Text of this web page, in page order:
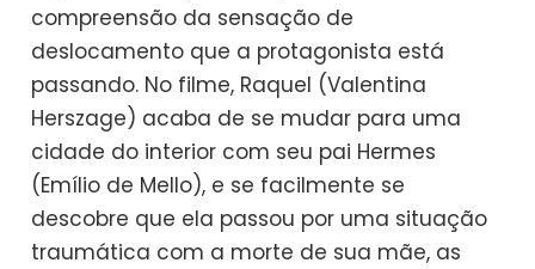
compreensão da sensação de
deslocamento que a protagonista está
passando. No filme, Raquel (Valentina
Herszage) acaba de se mudar para uma
cidade do interior com seu pai Hermes
(Emílio de Mello), e se facilmente se
descobre que ela passou por uma situação
traumática com a morte de sua mãe, as